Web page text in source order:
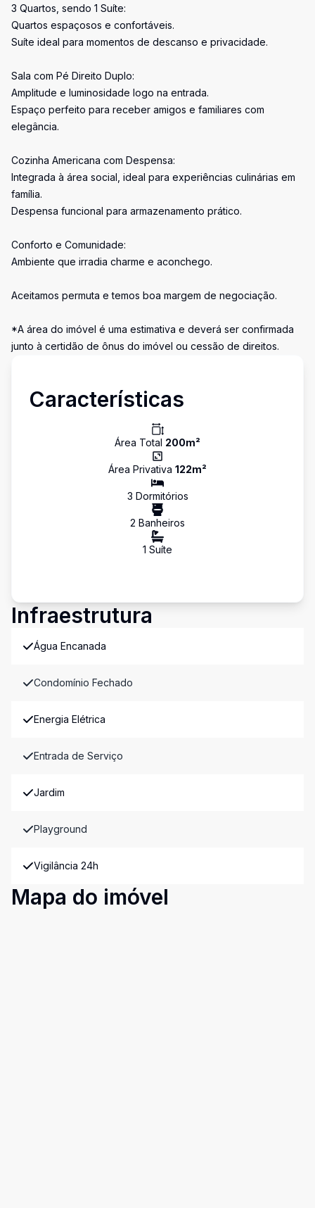
3 Quartos, sendo 1 Suíte:
Quartos espaçosos e confortáveis.
Suíte ideal para momentos de descanso e privacidade.
Sala com Pé Direito Duplo:
Amplitude e luminosidade logo na entrada.
Espaço perfeito para receber amigos e familiares com
elegância.
Cozinha Americana com Despensa:
Integrada à área social, ideal para experiências culinárias em
família.
Despensa funcional para armazenamento prático.
Conforto e Comunidade:
Ambiente que irradia charme e aconchego.
Aceitamos permuta e temos boa margem de negociação.
*A área do imóvel é uma estimativa e deverá ser confirmada
junto à certidão de ônus do imóvel ou cessão de direitos.
Características
Área Total 200m²
Área Privativa 122m²
3 Dormitórios
2 Banheiros
1 Suíte
Infraestrutura
Água Encanada
Condomínio Fechado
Energia Elétrica
Entrada de Serviço
Jardim
Playground
Vigilância 24h
Mapa do imóvel